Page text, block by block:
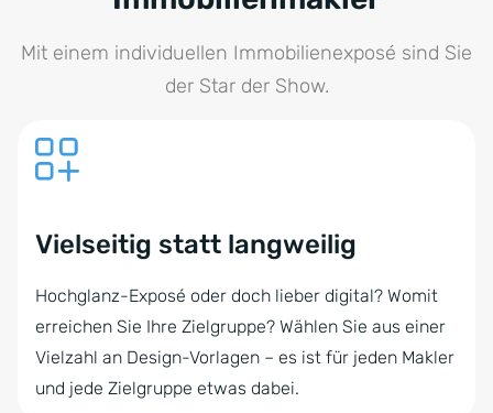
Mit einem individuellen Immobilienexposé sind Sie
der Star der Show.
Vielseitig statt langweilig
Hochglanz-Exposé oder doch lieber digital? Womit
erreichen Sie Ihre Zielgruppe? Wählen Sie aus einer
Vielzahl an Design-Vorlagen – es ist für jeden Makler
und jede Zielgruppe etwas dabei.